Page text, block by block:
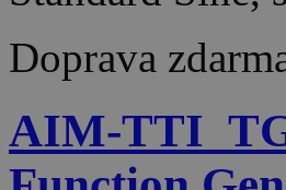
Doprava
AIM-